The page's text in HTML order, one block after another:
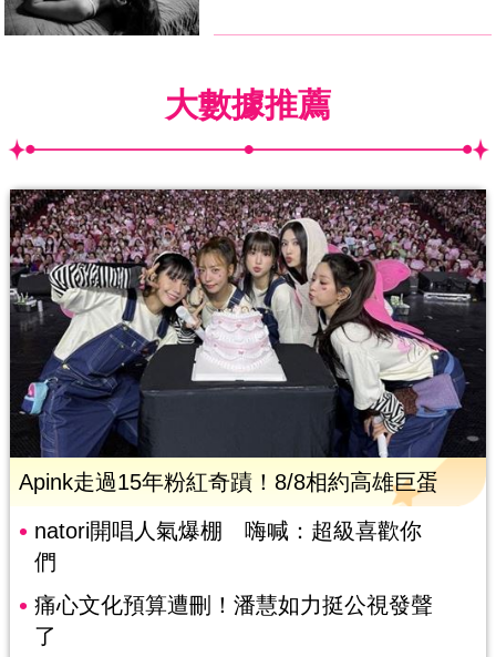
大數據推薦
Apink走過15年粉紅奇蹟！8/8相約高雄巨蛋
natori開唱人氣爆棚 嗨喊：超級喜歡你
們
痛心文化預算遭刪！潘慧如力挺公視發聲
了